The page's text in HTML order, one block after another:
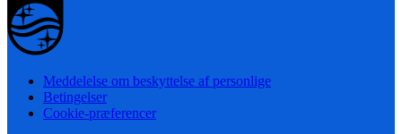
Meddelelse om beskyttelse af personlige
Betingelser
Cookie-præferencer